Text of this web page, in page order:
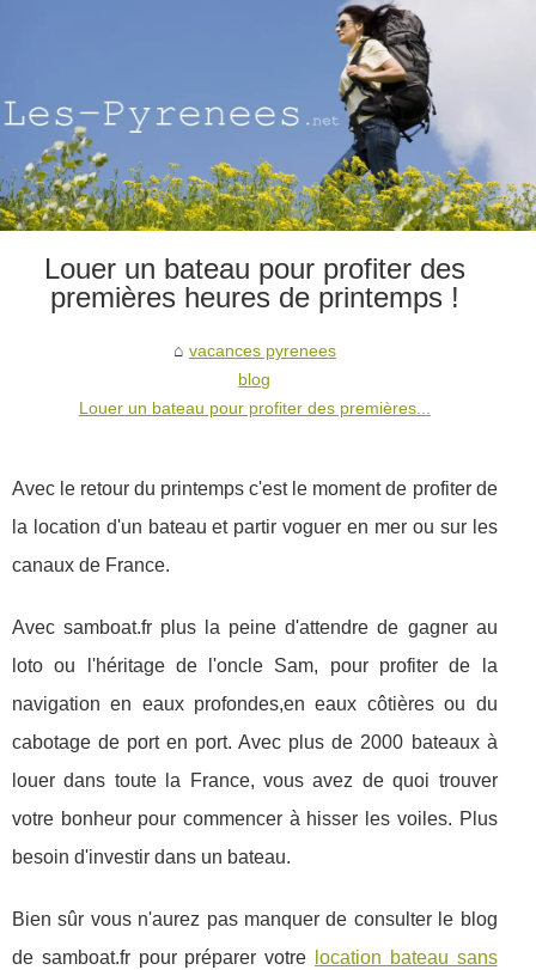
Louer un bateau pour profiter des
premières heures de printemps !
vacances pyrenees
blog
Louer un bateau pour profiter des premières...
Avec le retour du printemps c'est le moment de profiter de
la location d'un bateau et partir voguer en mer ou sur les
canaux de France.
Avec samboat.fr plus la peine d'attendre de gagner au
loto ou l'héritage de l'oncle Sam, pour profiter de la
navigation en eaux profondes,en eaux côtières ou du
cabotage de port en port. Avec plus de 2000 bateaux à
louer dans toute la France, vous avez de quoi trouver
votre bonheur pour commencer à hisser les voiles. Plus
besoin d'investir dans un bateau.
Bien sûr vous n'aurez pas manquer de consulter le blog
de samboat.fr pour préparer votre
location bateau sans